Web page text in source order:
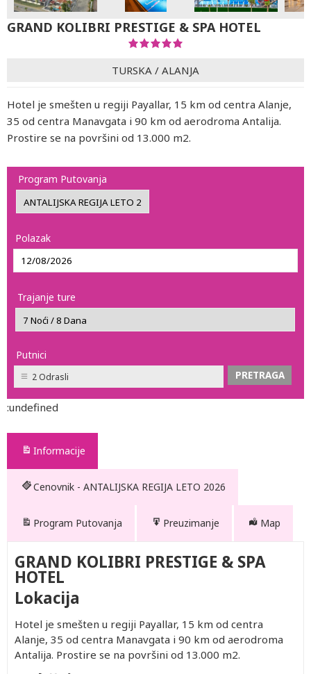
GRAND KOLIBRI PRESTIGE & SPA HOTEL
TURSKA / ALANJA
Hotel je smešten u regiji Payallar, 15 km od centra Alanje,
35 od centra Manavgata i 90 km od aerodroma Antalija.
Prostire se na površini od 13.000 m2.
Program Putovanja
Polazak
Trajanje ture
Putnici
2 Odrasli
:undefined
Informacije
Cenovnik - ANTALIJSKA REGIJA LETO 2026
Program Putovanja Preuzimanje Map
GRAND KOLIBRI PRESTIGE & SPA
HOTEL
Lokacija
Hotel je smešten u regiji Payallar, 15 km od centra
Alanje, 35 od centra Manavgata i 90 km od aerodroma
Antalija. Prostire se na površini od 13.000 m2.